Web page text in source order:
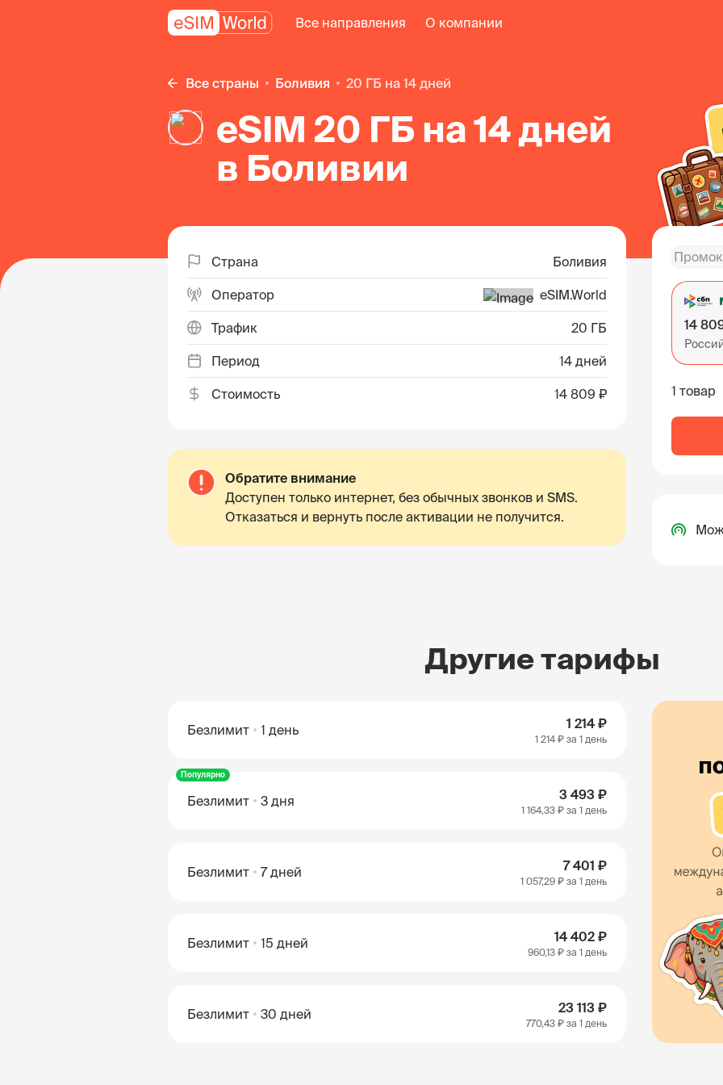
Все направления О компании
Все страны Боливия 20 ГБ на 14 дней
eSIM 20 ГБ на 14 дней
в Боливии
Страна Боливия
Оператор eSIM.World
Трафик 20 ГБ
Период 14 дней
Стоимость 14 809 ₽
Обратите внимание
Доступен только интернет, без обычных звонков и SMS.
Отказаться и вернуть после активации не получится.
14
1 товар
Другие тарифы
Безлимит 1 день 1 214 ₽
1 214 ₽ за 1 день
Популярно
Безлимит 3 дня 3 493 ₽
1 164,33 ₽ за 1 день
Безлимит 7 дней 7 401 ₽
1 057,29 ₽ за 1 день
Безлимит 15 дней 14 402 ₽
960,13 ₽ за 1 день
Безлимит 30 дней 23 113 ₽
770,43 ₽ за 1 день